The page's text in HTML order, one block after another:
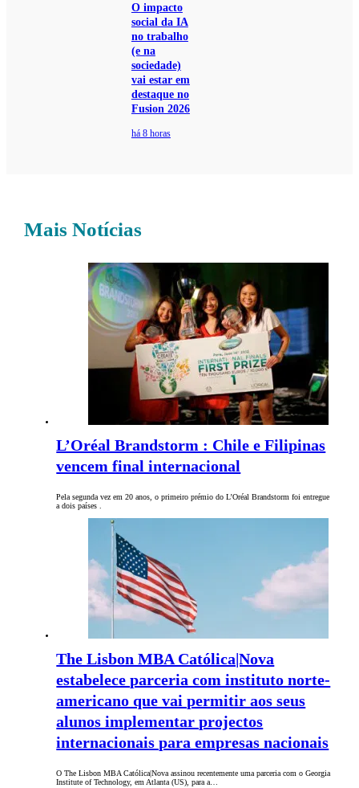
O impacto
social da IA
no trabalho
(e na
sociedade)
vai estar em
destaque no
Fusion 2026
há 8 horas
Mais Notícias
L’Oréal Brandstorm : Chile e Filipinas
vencem final internacional
Pela segunda vez em 20 anos, o primeiro prémio do L’Oréal Brandstorm foi entregue
a dois países .
The Lisbon MBA Católica|Nova
estabelece parceria com instituto norte-
americano que vai permitir aos seus
alunos implementar projectos
internacionais para empresas nacionais
O The Lisbon MBA Católica|Nova assinou recentemente uma parceria com o Georgia
Institute of Technology, em Atlanta (US), para a…